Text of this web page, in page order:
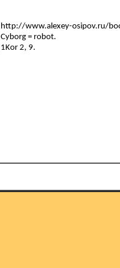
http://www.alexey-osipov.ru/
Cyborg = robot.
1Kor 2, 9.